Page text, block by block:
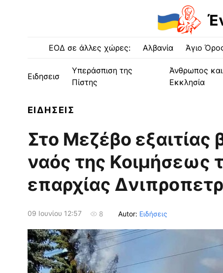
ΕΟΔ σε άλλες χώρες: Αλβανία Άγιο
Ειδησεισ
Υπεράσπιση της
Πίστης
Άνθρωπος και
Εκκλησία
ΕΙΔΗΣΕΙΣ
Στο Μεζέβο
ναός της Κοιμήσεως
επαρχίας
09 Ιουνίου 12:57 8 Autor: Ειδήσεις